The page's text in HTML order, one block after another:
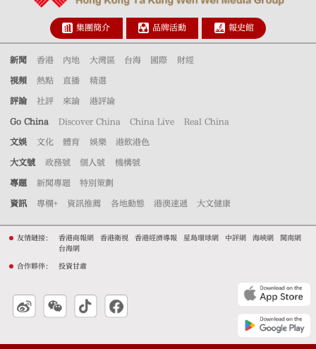
集團簡介 品牌活動 報史館
新聞 香港 內地 大灣區 台海 國際 財經
視頻 熱點 直播 精選
評論 社評 來論 港評論
Go China Discover China China Live Real China
文娛 文化 體育 娛樂 港飲港色
大文號 政務號 個人號 機構號
專題 新聞專題 特別策劃
資訊 專欄+ 資訊推薦 各地動態 港澳速遞 大文健康
友情鏈接： 香港商報網 香港衛視 香港經濟導報 星島環球網 中評網 海峽網
閩南網
台海網
合作夥伴： 投資甘肅